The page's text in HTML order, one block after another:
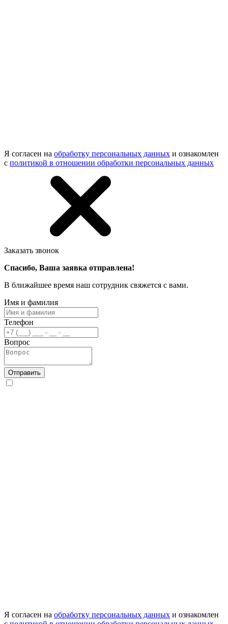
Я согласен на обработку персональных данных и ознакомлен
с политикой в отношении обработки персональных данных
Заказать звонок
Спасибо, Ваша заявка отправлена!
В ближайшее время наш сотрудник свяжется с вами.
Имя и фамилия
Телефон
Вопрос
Отправить
Я согласен на обработку персональных данных и ознакомлен